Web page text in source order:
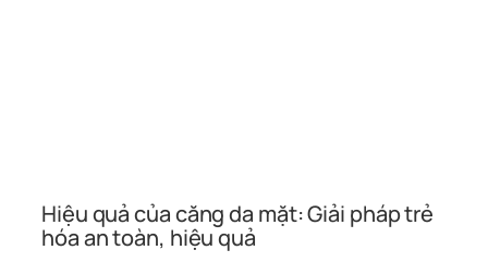
Hiệu quả của căng da mặt: Giải pháp trẻ
hóa an toàn, hiệu quả